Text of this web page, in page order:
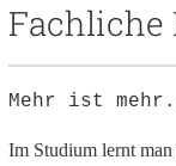
Mehr ist
Im Studium lernt